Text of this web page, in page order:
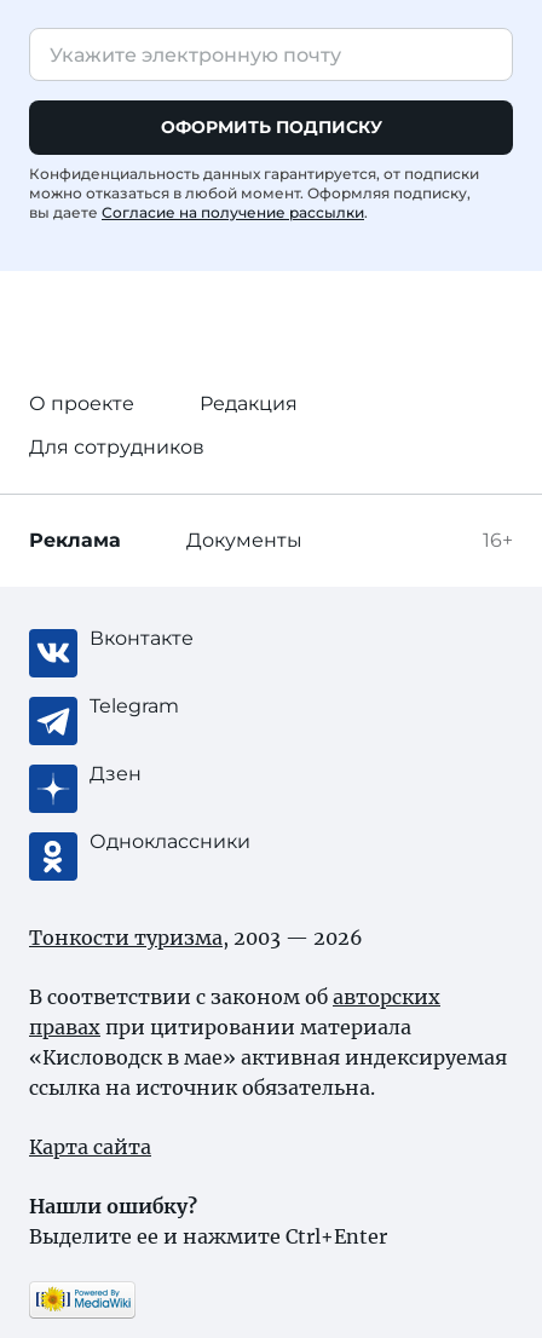
ОФОРМИТЬ ПОДПИСКУ
Конфиденциальность данных гарантируется, от подписки
можно отказаться в любой момент. Оформляя подписку,
вы даете Согласие на получение рассылки.
О проекте
Редакция
Для сотрудников
16+
Реклама Документы
Вконтакте
Telegram
Дзен
Одноклассники
Тонкости туризма, 2003 — 2026
В соответствии с законом об авторских
правах при цитировании материала
«Кисловодск в мае» активная индексируемая
ссылка на источник обязательна.
Карта сайта
Нашли ошибку?
Выделите ее и нажмите Ctrl+Enter